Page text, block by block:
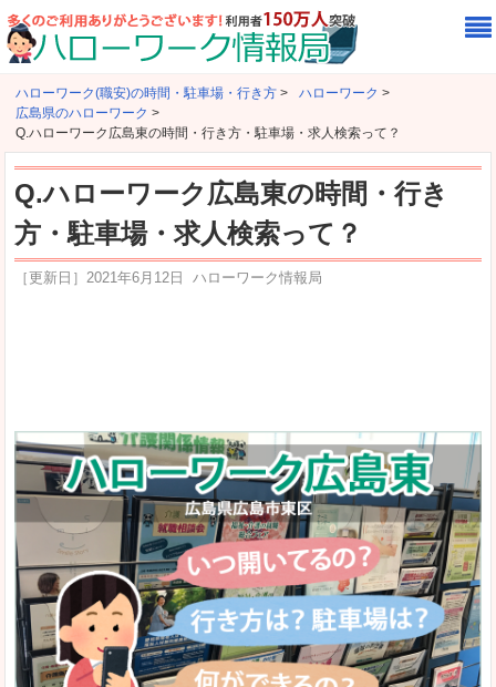
ハローワーク(職安)の時間・駐車場・行き方 > ハローワーク >
広島県のハローワーク >
Q.ハローワーク広島東の時間・行き方・駐車場・求人検索って？
Q.ハローワーク広島東の時間・行き
方・駐車場・求人検索って？
［更新日］ 2021年6月12日 ハローワーク情報局